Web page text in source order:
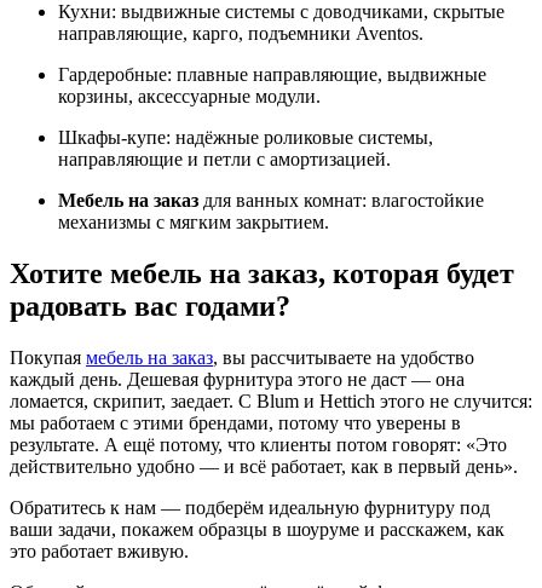
Кухни: выдвижные системы с доводчиками, скрытые
направляющие, карго, подъемники Aventos.
Гардеробные: плавные направляющие, выдвижные
корзины, аксессуарные модули.
Шкафы-купе: надёжные роликовые системы,
направляющие и петли с амортизацией.
Мебель на заказ для ванных комнат: влагостойкие
механизмы с мягким закрытием.
Хотите мебель на заказ, которая будет
радовать вас годами?
Покупая мебель на заказ, вы рассчитываете на удобство
каждый день. Дешевая фурнитура этого не даст — она
ломается, скрипит, заедает. С Blum и Hettich этого не случится:
мы работаем с этими брендами, потому что уверены в
результате. А ещё потому, что клиенты потом говорят: «Это
действительно удобно — и всё работает, как в первый день».
Обратитесь к нам — подберём идеальную фурнитуру под
ваши задачи, покажем образцы в шоуруме и расскажем, как
это работает вживую.